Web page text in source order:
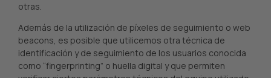
otras.
Además de la utilización de píxeles de seguimiento o web
beacons, es posible que utilicemos otra técnica de
identificación y de seguimiento de los usuarios conocida
como “fingerprinting” o huella digital y que permiten